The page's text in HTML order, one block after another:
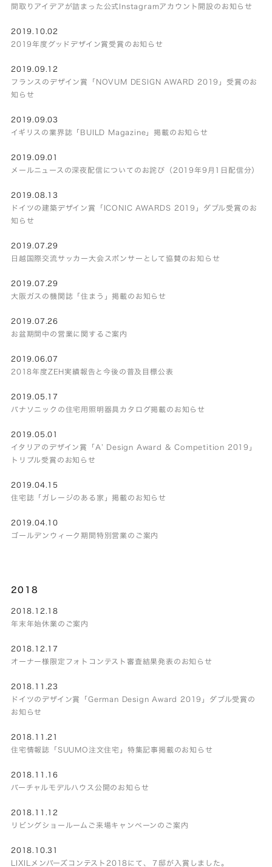
間取りアイデアが詰まった公式Instagramアカウント開設のお知らせ
2019.10.02
2019年度グッドデザイン賞受賞のお知らせ
2019.09.12
フランスのデザイン賞「NOVUM DESIGN AWARD 2019」受賞のお
知らせ
2019.09.03
イギリスの業界誌「BUILD Magazine」掲載のお知らせ
2019.09.01
メールニュースの深夜配信についてのお詫び（2019年9月1日配信分）
2019.08.13
ドイツの建築デザイン賞「ICONIC AWARDS 2019」ダブル受賞のお
知らせ
2019.07.29
日越国際交流サッカー大会スポンサーとして協賛のお知らせ
2019.07.29
大阪ガスの機関誌「住まう」掲載のお知らせ
2019.07.26
お盆期間中の営業に関するご案内
2019.06.07
2018年度ZEH実績報告と今後の普及目標公表
2019.05.17
パナソニックの住宅用照明器具カタログ掲載のお知らせ
2019.05.01
イタリアのデザイン賞「A’ Design Award & Competition 2019」
トリプル受賞のお知らせ
2019.04.15
住宅誌「ガレージのある家」掲載のお知らせ
2019.04.10
ゴールデンウィーク期間特別営業のご案内
2018
2018.12.18
年末年始休業のご案内
2018.12.17
オーナー様限定フォトコンテスト審査結果発表のお知らせ
2018.11.23
ドイツのデザイン賞「German Design Award 2019」ダブル受賞の
お知らせ
2018.11.21
住宅情報誌「SUUMO注文住宅」特集記事掲載のお知らせ
2018.11.16
バーチャルモデルハウス公開のお知らせ
2018.11.12
リビングショールームご来場キャンペーンのご案内
2018.10.31
LIXILメンバーズコンテスト2018にて、７邸が入賞しました。